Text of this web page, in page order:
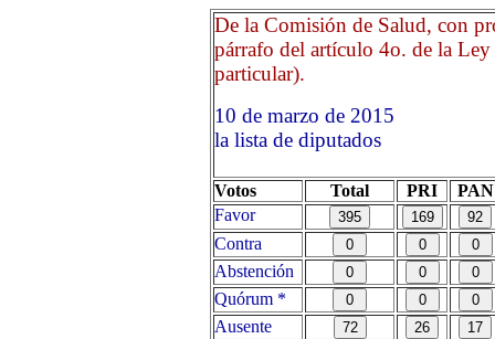
De la Comisión de Salud, con
párrafo del artículo 4o. de la
particular).
10 de marzo de 2015
la lista de diputados
Votos Total PRI
PAN
Favor
Contra
Abstención
Quórum *
Ausente